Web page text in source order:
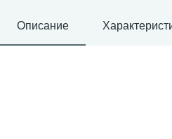
Описание